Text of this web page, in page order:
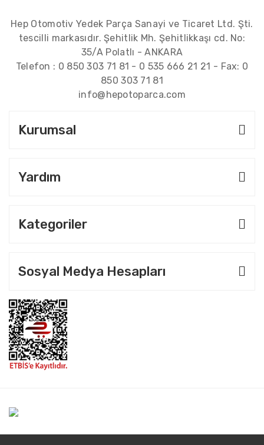
Hep Otomotiv Yedek Parça Sanayi ve Ticaret Ltd. Şti.
tescilli markasıdır. Şehitlik Mh. Şehitlikkaşı cd. No:
35/A Polatlı - ANKARA
Telefon : 0 850 303 71 81 - 0 535 666 21 21 - Fax: 0
850 303 71 81
info@hepotoparca.com
Kurumsal
Yardım
Kategoriler
Sosyal Medya Hesapları